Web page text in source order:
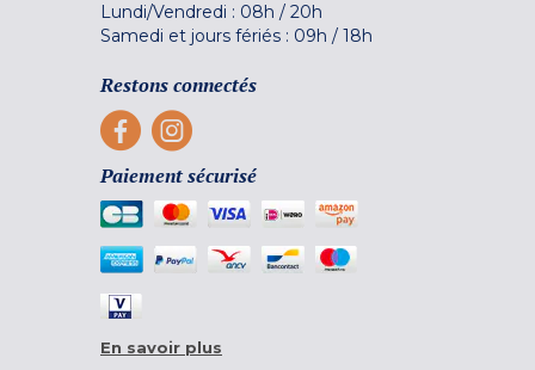
Lundi/Vendredi : 08h / 20h
Samedi et jours fériés : 09h / 18h
Restons connectés
Paiement sécurisé
En savoir plus